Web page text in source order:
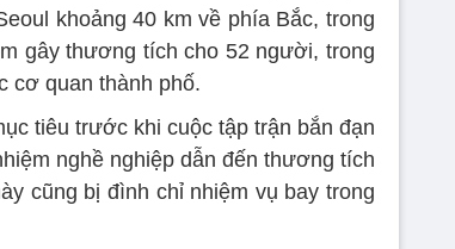
khoảng 40 km về phía Bắc, trong
gây thương tích cho 52 người, trong
cơ quan thành phố.
tiêu trước khi cuộc tập trận bắn đạn
nghề nghiệp dẫn đến thương tích
cũng bị đình chỉ nhiệm vụ bay trong